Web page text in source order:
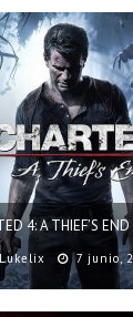
4: A THIEF’S
7 junio,